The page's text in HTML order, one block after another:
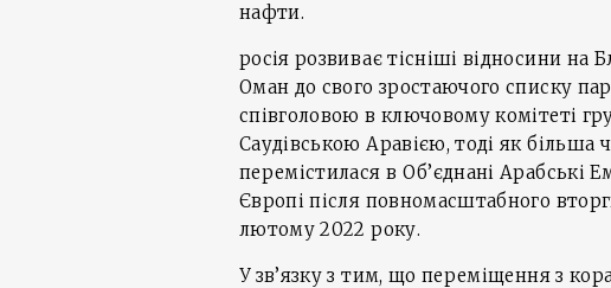
нафти.
росія розвиває тісніші відносини
Оман до свого зростаючого списку
співголовою в ключовому комітеті
Саудівською Аравією, тоді як більша
перемістилася в Об’єднані Арабські
Європі після повномасштабного
лютому 2022 року.
У зв’язку з тим, що переміщення з